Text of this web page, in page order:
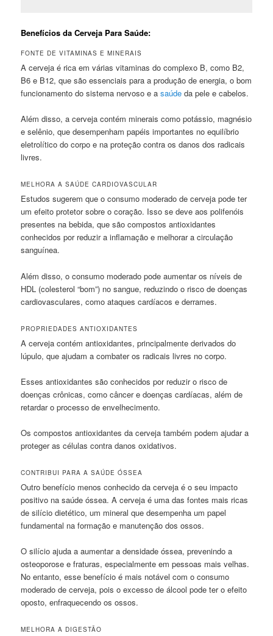
Benefícios da Cerveja Para Saúde:
FONTE DE VITAMINAS E MINERAIS
A cerveja é rica em várias vitaminas do complexo B, como B2,
B6 e B12, que são essenciais para a produção de energia, o bom
funcionamento do sistema nervoso e asaúde da pele e cabelos.
Além disso, a cerveja contém minerais como potássio, magnésio
e selênio, que desempenham papéis importantes no equilíbrio
eletrolítico do corpo e na proteção contra os danos dos radicais
livres.
MELHORA A SAÚDE CARDIOVASCULAR
Estudos sugerem que o consumo moderado de cerveja pode ter
um efeito protetor sobre o coração. Isso se deve aos polifenóis
presentes na bebida, que são compostos antioxidantes
conhecidos por reduzir a inflamação e melhorar a circulação
sanguínea.
Além disso, o consumo moderado pode aumentar os níveis de
HDL (colesterol “bom”) no sangue, reduzindo o risco de doenças
cardiovasculares, como ataques cardíacos e derrames.
PROPRIEDADES ANTIOXIDANTES
A cerveja contém antioxidantes, principalmente derivados do
lúpulo, que ajudam a combater os radicais livres no corpo.
Esses antioxidantes são conhecidos por reduzir o risco de
doenças crônicas, como câncer e doenças cardíacas, além de
retardar o processo de envelhecimento.
Os compostos antioxidantes da cerveja também podem ajudar a
proteger as células contra danos oxidativos.
CONTRIBUI PARA A SAÚDE ÓSSEA
Outro benefício menos conhecido da cerveja é o seu impacto
positivo na saúde óssea. A cerveja é uma das fontes mais ricas
de silício dietético, um mineral que desempenha um papel
fundamental na formação e manutenção dos ossos.
O silício ajuda a aumentar a densidade óssea, prevenindo a
osteoporose e fraturas, especialmente em pessoas mais velhas.
No entanto, esse benefício é mais notável com o consumo
moderado de cerveja, pois o excesso de álcool pode ter o efeito
oposto, enfraquecendo os ossos.
MELHORA A DIGESTÃO